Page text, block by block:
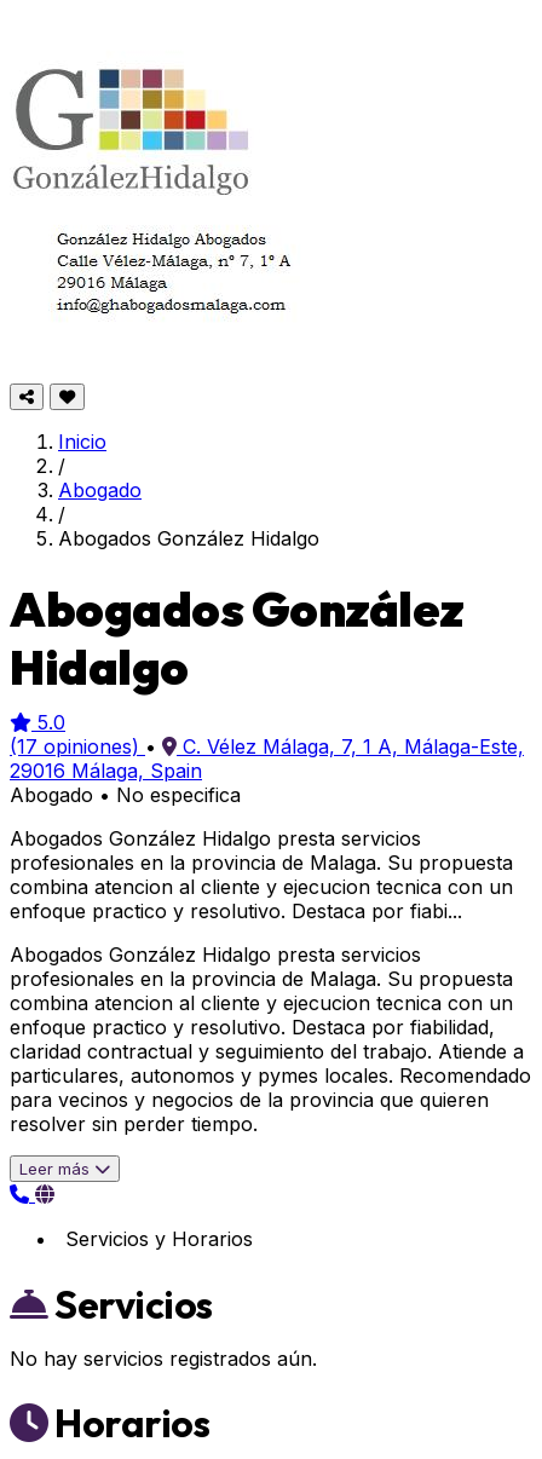
Inicio
/
Abogado
/
Abogados González Hidalgo
Abogados González
Hidalgo
5.0
(17 opiniones) •
C. Vélez Málaga, 7, 1 A, Málaga-Este,
29016 Málaga, Spain
Abogado • No especifica
Abogados González Hidalgo presta servicios
profesionales en la provincia de Malaga. Su propuesta
combina atencion al cliente y ejecucion tecnica con un
enfoque practico y resolutivo. Destaca por fiabi...
Abogados González Hidalgo presta servicios
profesionales en la provincia de Malaga. Su propuesta
combina atencion al cliente y ejecucion tecnica con un
enfoque practico y resolutivo. Destaca por fiabilidad,
claridad contractual y seguimiento del trabajo. Atiende a
particulares, autonomos y pymes locales. Recomendado
para vecinos y negocios de la provincia que quieren
resolver sin perder tiempo.
Leer más
Servicios y Horarios
Servicios
No hay servicios registrados aún.
Horarios